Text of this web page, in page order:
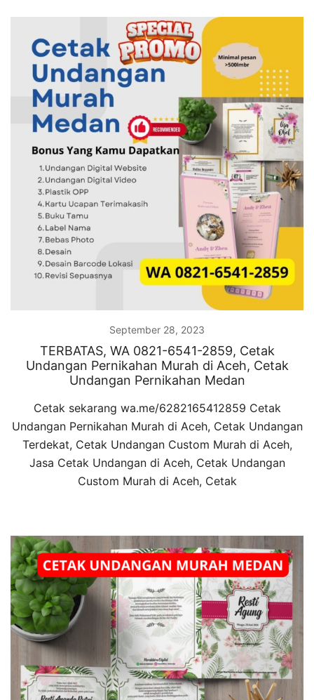
September 28, 2023
TERBATAS, WA 0821-6541-2859, Cetak
Undangan Pernikahan Murah di Aceh, Cetak
Undangan Pernikahan Medan
Cetak sekarang wa.me/6282165412859 Cetak
Undangan Pernikahan Murah di Aceh, Cetak Undangan
Terdekat, Cetak Undangan Custom Murah di Aceh,
Jasa Cetak Undangan di Aceh, Cetak Undangan
Custom Murah di Aceh, Cetak